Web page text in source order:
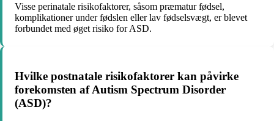
Visse perinatale risikofaktorer, såsom præmatur fødsel,
komplikationer under fødslen eller lav fødselsvægt, er blevet
forbundet med øget risiko for ASD.
Hvilke postnatale risikofaktorer kan påvirke
forekomsten af Autism Spectrum Disorder
(ASD)?